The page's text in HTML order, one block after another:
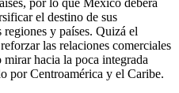
por lo que México deberá
el destino de sus
regiones y países. Quizá el
las relaciones comerciales
hacia la poca integrada
por Centroamérica y el Caribe.